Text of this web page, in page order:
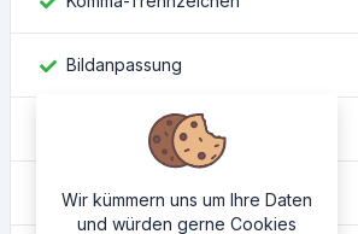
Bildanpassung
Facebook-ID finden
Farbkonverter
Wir kümmern uns um Ihre Daten
und würden gerne Cookies